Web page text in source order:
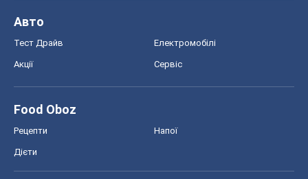
Авто
Тест Драйв Електромобілі
Акції Сервіс
Food Oboz
Рецепти Напої
Дієти